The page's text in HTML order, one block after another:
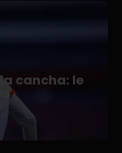
cancha: le